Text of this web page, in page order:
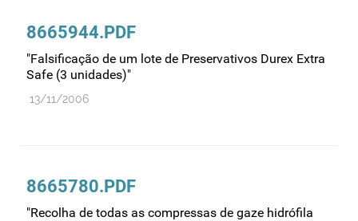
8665944.PDF
"Falsificação de um lote de Preservativos Durex Extra
Safe (3 unidades)"
13/11/2006
8665780.PDF
"Recolha de todas as compressas de gaze hidrófila